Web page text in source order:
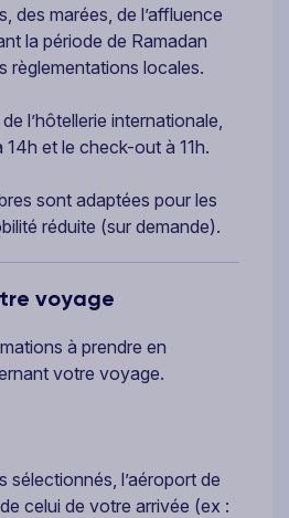
des marées, de l’affluence
la période de Ramadan
règlementations locales.
l’hôtellerie internationale,
et le check-out à 11h.
sont adaptées pour les
réduite (sur demande).
voyage
à prendre en
votre voyage.
sélectionnés, l’aéroport de
celui de votre arrivée (ex :